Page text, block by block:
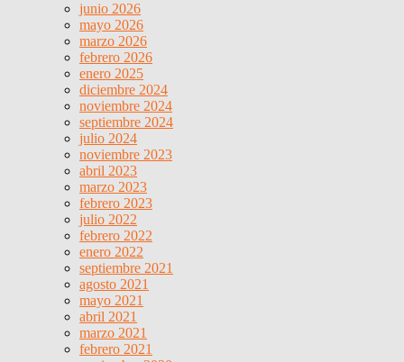
junio 2026
mayo 2026
marzo 2026
febrero 2026
enero 2025
diciembre 2024
noviembre 2024
septiembre 2024
julio 2024
noviembre 2023
abril 2023
marzo 2023
febrero 2023
julio 2022
febrero 2022
enero 2022
septiembre 2021
agosto 2021
mayo 2021
abril 2021
marzo 2021
febrero 2021